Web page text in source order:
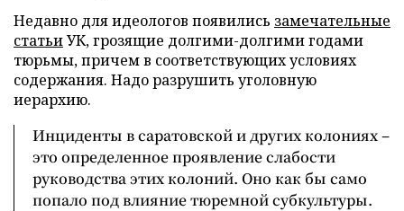
Недавно для идеологов появились замечательные
статьиУК, грозящие долгими-долгими годами
тюрьмы, причем в соответствующих условиях
содержания. Надо разрушить уголовную
иерархию.
Инциденты в саратовской и других колониях –
это определенное проявление слабости
руководства этих колоний. Оно как бы само
попало под влияние тюремной субкультуры.